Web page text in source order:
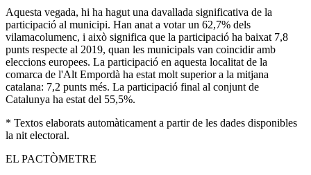
Aquesta vegada, hi ha hagut una davallada significativa de la
participació al municipi. Han anat a votar un 62,7% dels
vilamacolumenc, i això significa que la participació ha baixat 7,8
punts respecte al 2019, quan les municipals van coincidir amb
eleccions europees. La participació en aquesta localitat de la
comarca de l'Alt Empordà ha estat molt superior a la mitjana
catalana: 7,2 punts més. La participació final al conjunt de
Catalunya ha estat del 55,5%.
* Textos elaborats automàticament a partir de les dades disponibles
la nit electoral.
EL PACTÒMETRE